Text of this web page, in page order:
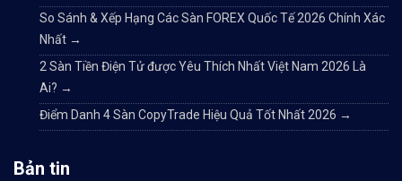
So Sánh & Xếp Hạng Các Sàn FOREX Quốc Tế 2026 Chính Xác
Nhất →
2 Sàn Tiền Điện Tử được Yêu Thích Nhất Việt Nam 2026 Là
Ai? →
Điểm Danh 4 Sàn CopyTrade Hiệu Quả Tốt Nhất 2026 →
Bản tin